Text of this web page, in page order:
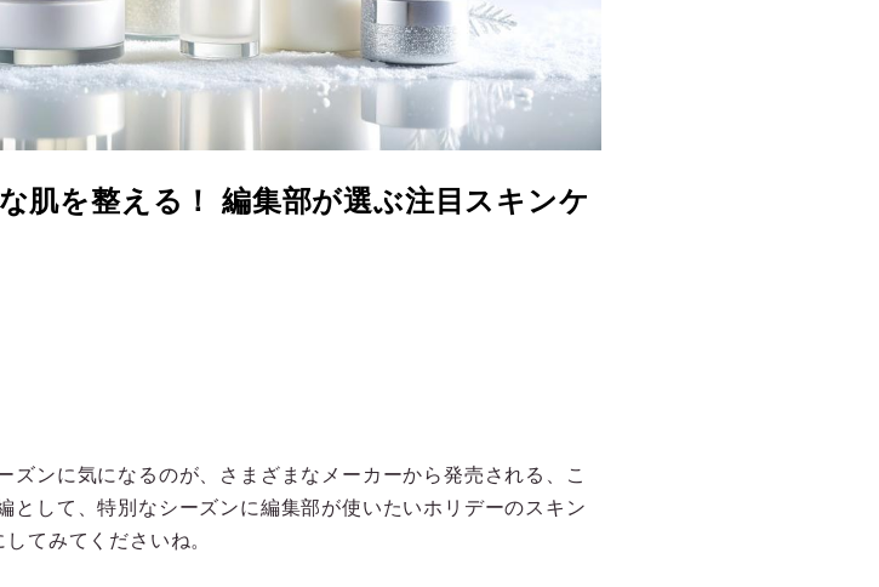
肌を整える！ 編集部が選ぶ注目スキンケ
ンに気になるのが、さまざまなメーカーから発売される、こ
して、特別なシーズンに編集部が使いたいホリデーのスキン
てみてくださいね。